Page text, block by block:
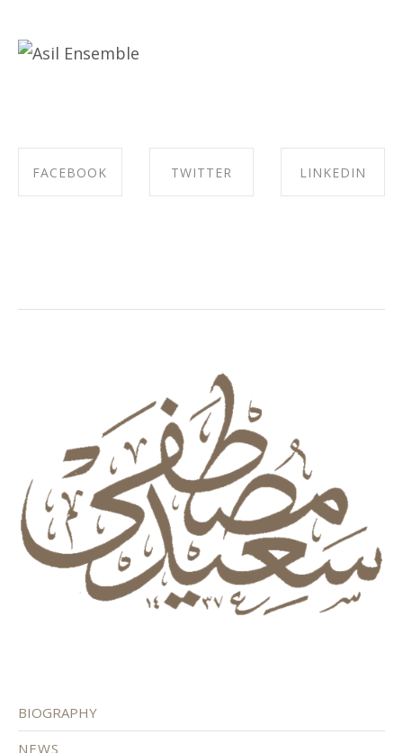
FACEBOOK TWITTER LINKEDIN
BIOGRAPHY
NEWS